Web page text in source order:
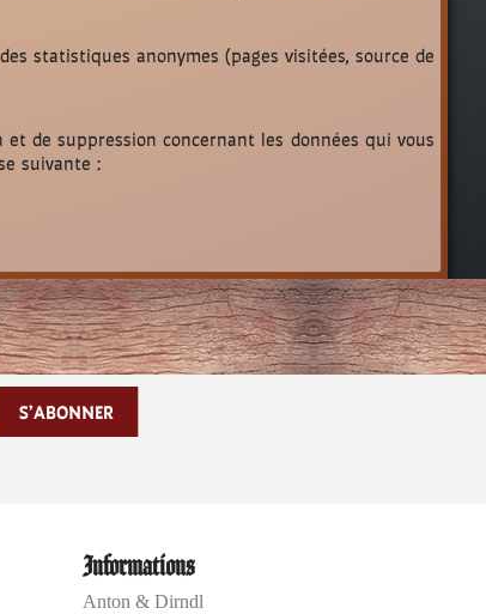
statistiques anonymes (pages visitées, source de
de suppression concernant les données qui vous
suivante :
Informations
Anton & Dirndl